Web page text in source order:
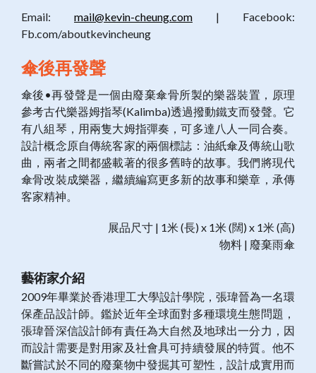
Email: mail@kevin-cheung.com | Facebook:
Fb.com/aboutkevincheung
傘後再發聲
傘後•再發聲是一個由廢棄傘骨所製的樂器裝置，原理
參考古代樂器姆指琴(Kalimba)透過撥動鐵支而發聲。它
有八組琴，用兩隻大姆指彈奏，可多達八人一同合奏。
設計概念原自傳統客家的兩個標誌：油紙傘及傳統山歌
曲，兩者之間都盛載著的很多舊時的故事。我們將現代
傘骨改裝成樂器，繼續編寫更多新的故事和樂章，承傳
客家精神。
展品尺寸 | 1米 (長) x 1米 (闊) x 1米 (高)
物料 | 廢棄雨傘
藝術家介紹
2009年畢業於香港理工大學設計學院，張瑋晉為一名環
保產品設計師。鑑於近年全球面對多種環境生態問題，
張瑋晉深信設計師有責任為大自然及地球出一分力，因
而設計需要是對用家及社會具可持續發展的特質。他不
斷嘗試於不同的廢棄物中發掘其可塑性，設計成實用而